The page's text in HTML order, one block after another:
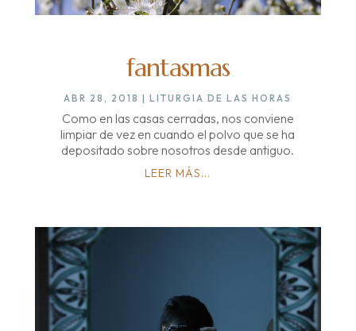
fantasmas
ABR 28, 2018 |LITURGIA DE LAS HORAS
Como en las casas cerradas, nos conviene
limpiar de vez en cuando el polvo que se ha
depositado sobre nosotros desde antiguo.
LEER MÁS...